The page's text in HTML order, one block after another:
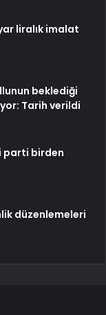
liralık imalat
beklediği
Tarih verildi
parti birden
düzenlemeleri